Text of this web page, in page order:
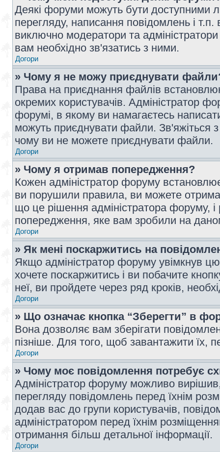
Деякі форуми можуть бути доступними
перегляду, написання повідомлень і
виключно модератори та
вам необхідно зв'язатись з ними.
Догори
» Чому я не можу приєднувати
Права на приєднання файлів
окремих користувачів. Адміністратор
форумі, в якому ви намагаєтесь
можуть приєднувати файли. Зв'яжіться
чому ви не можете приєднувати файли.
Догори
» Чому я отримав попередження?
Кожен адміністратор форуму
ви порушили правила, ви можете
що це рішення адміністратора форуму,
попередження, яке вам зробили на
Догори
» Як мені поскаржитись на
Якщо адміністратор форуму увімкнув
хочете поскаржитись і ви побачите
неї, ви пройдете через ряд кроків,
Догори
» Що означає кнопка “Зберегти” в
Вона дозволяє вам зберігати
пізніше. Для того, щоб завантажити їх,
Догори
» Чому моє повідомлення потребує
Адміністратор форуму можливо
перегляду повідомлень перед їхнім
додав вас до групи користувачів,
адміністратором перед їхнім
отримання більш детальної інформації.
Догори